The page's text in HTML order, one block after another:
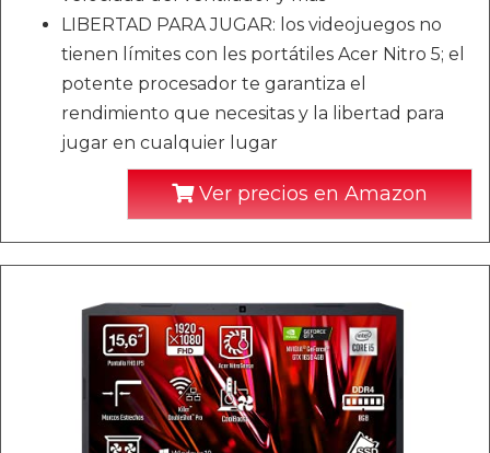
LIBERTAD PARA JUGAR: los videojuegos no
tienen límites con les portátiles Acer Nitro 5; el
potente procesador te garantiza el
rendimiento que necesitas y la libertad para
jugar en cualquier lugar
Ver precios en Amazon